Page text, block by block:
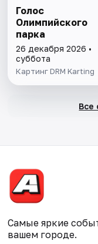
Голос
Олимпийского
парка
26 декабря 2026 •
суббота
Картинг DRM Karting
Все
Самые яркие
вашем городе.